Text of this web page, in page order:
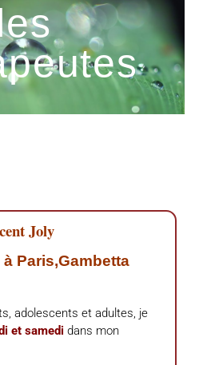
Joly
Paris,Gambetta
adolescents et adultes, je
et samedi dans mon